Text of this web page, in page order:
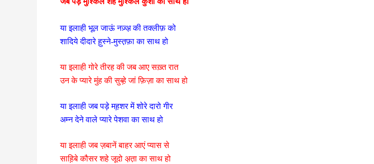
या इलाही भूल जाऊं नज़्अ़ की तक्लीफ़ को
शादिये दीदारे ह़ुस्ने-मुस्त़फ़ा का साथ हो
या इलाही गोरे तीरह की जब आए सख़्त रात
उन के प्यारे मुंह की सुब्ह़े जां फ़िज़ा का साथ हो
या इलाही जब पड़े मह़शर में शोरे दारो गीर
अम्न देने वाले प्यारे पेशवा का साथ हो
या इलाही जब ज़बानें बाहर आएं प्यास से
साह़िबे कौसर शहे जूदो अ़त़ा का साथ हो